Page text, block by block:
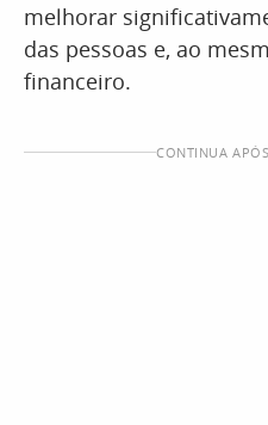
melhorar
das pessoas e, ao
financeiro.
CONTINUA